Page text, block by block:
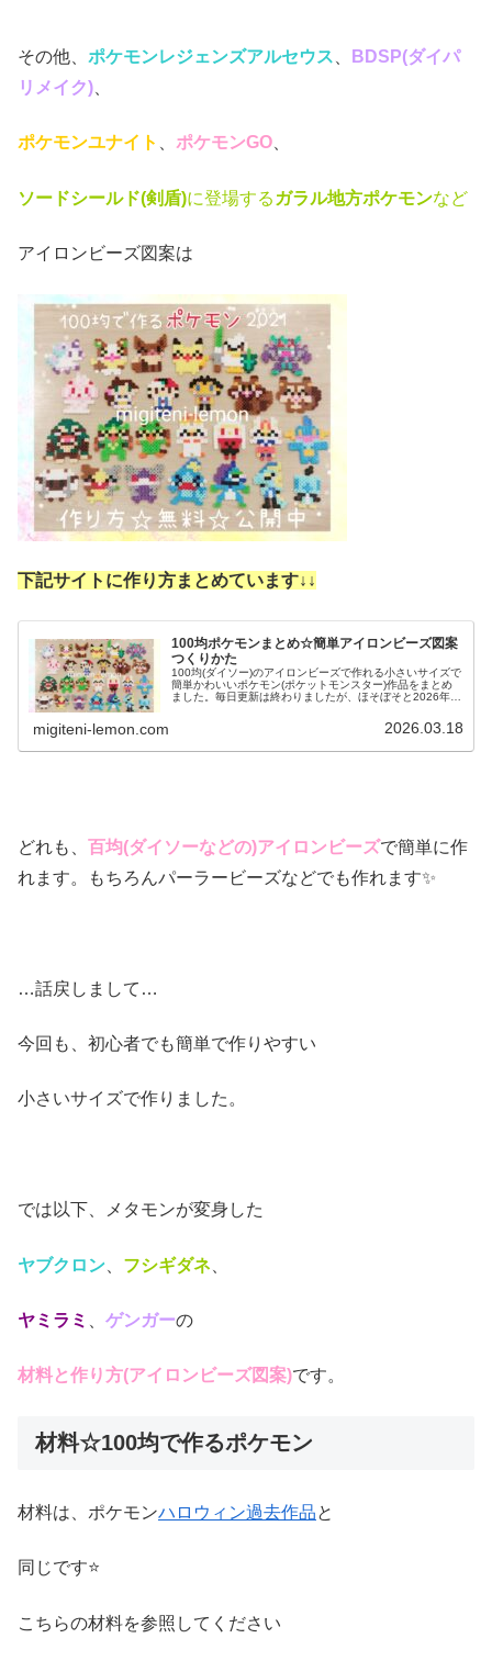
その他、 ポケモンレジェンズアルセウス
BDSP(ダイパ
リメイク)
ポケモンユナイト 、 ポケモンGO、
ソードシールド(剣盾)に登場する ガラル地方ポケモンなど
アイロンビーズ図案は
下記サイトに作り方まとめています↓ ↓
100均ポケモンまとめ☆簡単アイロンビーズ図案
つくりかた
100均(ダイソー)のアイロンビーズで作れる小さいサイズで
簡単かわいいポケモン(ポケットモンスター)作品をまとめ
ました。毎日更新は終わりましたが、ほそぼそと2026年も
migiteni-lemon.com 2026.03.18
どれも、 百均(ダイソーなどの)アイロンビーズで簡単に作
れます。もちろんパーラービーズなどでも作れます✨
…話戻しまして…
今回も、初心者でも簡単で作りやすい
小さいサイズで作りました。
では以下、メタモンが変身した
ヤブクロン フシギダネ
ヤミラミ ゲンガーの
材料と作り方(アイロンビーズ図案)です。
材料☆100均で作るポケモン
材料は、ポケモンハロウィン過去作品と
同じです⭐
こちらの材料を参照してください